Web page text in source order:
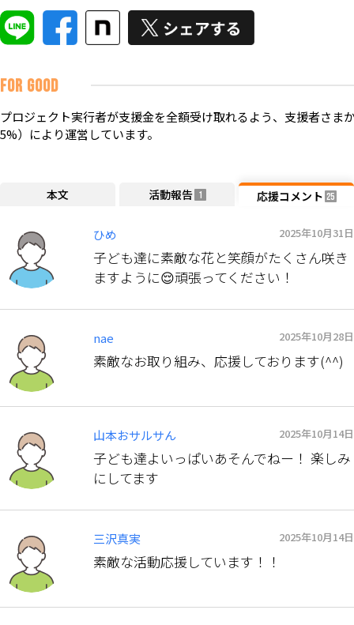
FOR GOOD
プロジェクト実行者が支援金を全額受け取れるよう、支援者さま
5%）により運営しています。
本文 活動報告 1 応援コメント 25
ひめ 2025年10月31日
子ども達に素敵な花と笑顔がたくさん咲き
ますように😌頑張ってください！
nae 2025年10月28日
素敵なお取り組み、応援しております(^^)
山本おサルサん 2025年10月14日
子ども達よいっぱいあそんでねー！ 楽しみ
にしてます
三沢真実 2025年10月14日
素敵な活動応援しています！！